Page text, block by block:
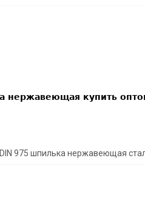
DIN 975 шпилька нержавеющая